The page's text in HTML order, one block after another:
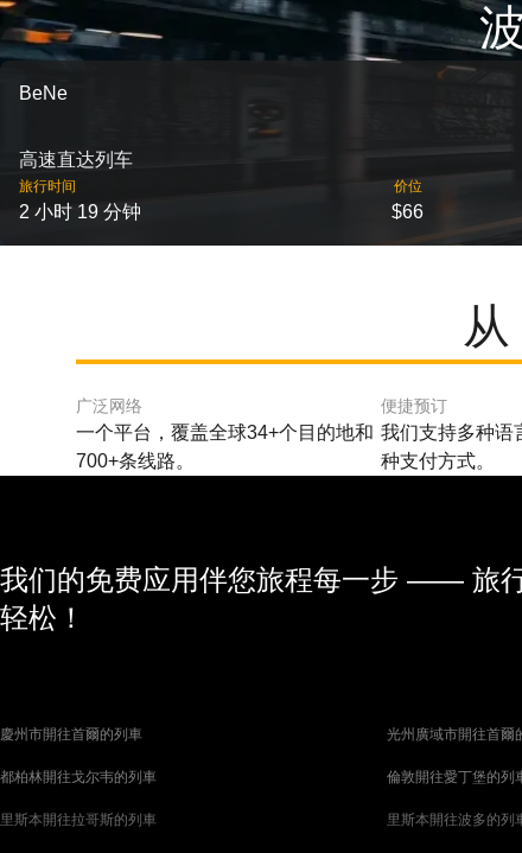
BeNe
高速直达列车
旅行时间
2 小时 19 分钟
价位
$66
广泛网络
一个平台，覆盖全球34+个目的地和
700+条线路。
便捷预订
我们支持多种语
种支付方式。
我们的免费应用伴您旅程每一步 —— 旅
轻松！
慶州市開往首爾的列車 光州廣域市開往首爾
都柏林開往戈尔韦的列車 倫敦開往愛丁堡的列
里斯本開往拉哥斯的列車 里斯本開往波多的列